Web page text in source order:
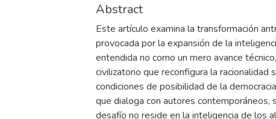
Abstract
Este artículo examina la transformación
provocada por la expansión de la
entendida no como un mero avance
civilizatorio que reconfigura la racionalidad
condiciones de posibilidad de la
que dialoga con autores
desafío no reside en la inteligencia de los